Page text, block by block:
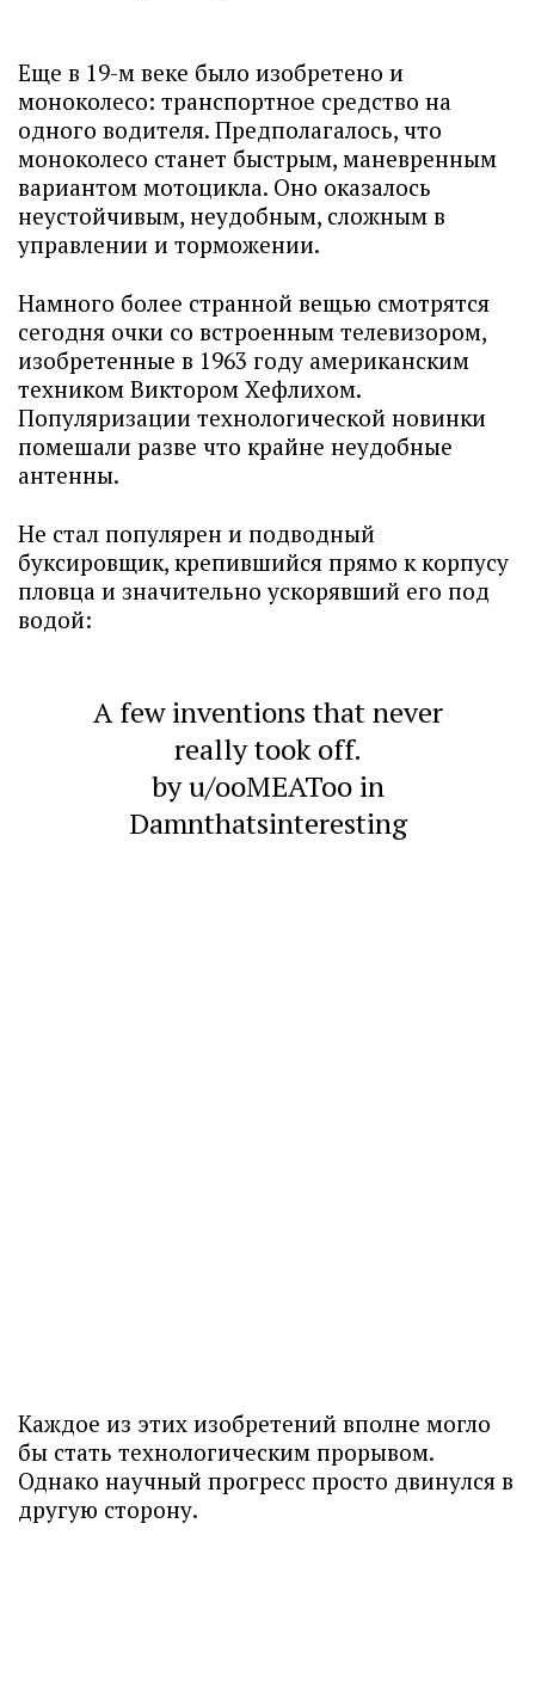
Еще в 19-м веке было изобретено и
моноколесо: транспортное средство на
одного водителя. Предполагалось, что
моноколесо станет быстрым, маневренным
вариантом мотоцикла. Оно оказалось
неустойчивым, неудобным, сложным в
управлении и торможении.
Намного более странной вещью смотрятся
сегодня очки со встроенным телевизором,
изобретенные в 1963 году американским
техником Виктором Хефлихом.
Популяризации технологической новинки
помешали разве что крайне неудобные
антенны.
Не стал популярен и подводный
буксировщик, крепившийся прямо к корпусу
пловца и значительно ускорявший его под
водой:
A few inventions that never
really took off.
byu/ooMEATooin
Damnthatsinteresting
Каждое из этих изобретений вполне могло
бы стать технологическим прорывом.
Однако научный прогресс просто двинулся в
другую сторону.